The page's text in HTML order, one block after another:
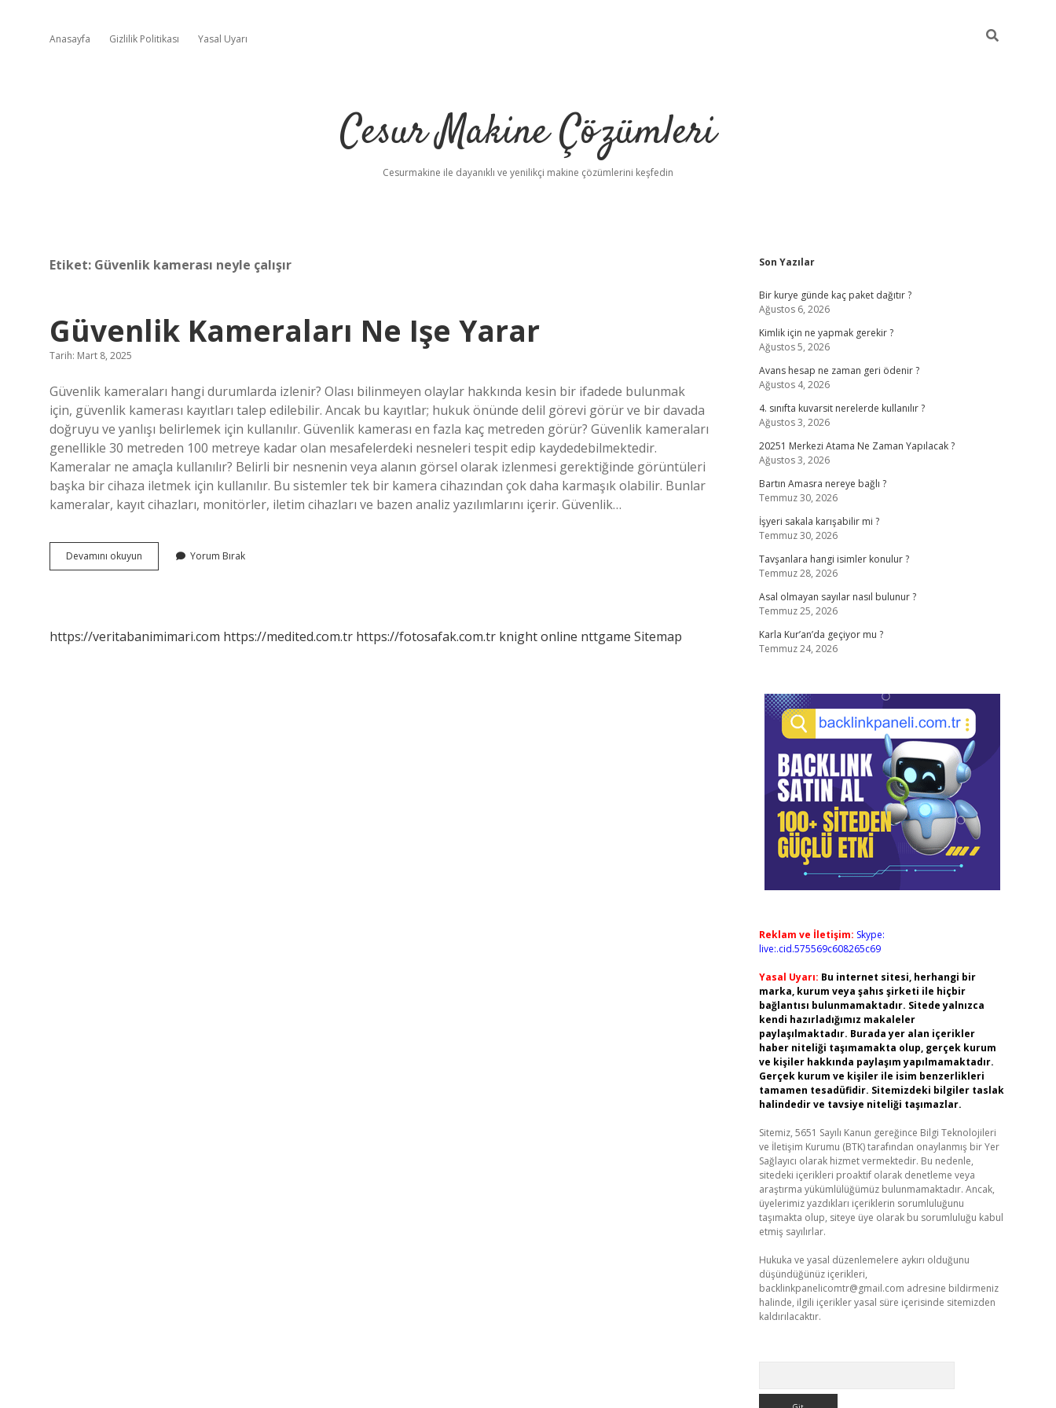
Anasayfa Gizlilik Politikası Yasal Uyarı
Cesur Makine Çözümleri
Cesurmakine ile dayanıklı ve yenilikçi makine çözümlerini keşfedin
Etiket: Güvenlik kamerası neyle çalışır
Güvenlik Kameraları Ne Işe Yarar
Tarih: Mart 8, 2025
Güvenlik kameraları hangi durumlarda izlenir? Olası bilinmeyen olaylar hakkında kesin bir ifadede bulunmak
için, güvenlik kamerası kayıtları talep edilebilir. Ancak bu kayıtlar; hukuk önünde delil görevi görür ve bir davada
doğruyu ve yanlışı belirlemek için kullanılır. Güvenlik kamerası en fazla kaç metreden görür? Güvenlik kameraları
genellikle 30 metreden 100 metreye kadar olan mesafelerdeki nesneleri tespit edip kaydedebilmektedir.
Kameralar ne amaçla kullanılır? Belirli bir nesnenin veya alanın görsel olarak izlenmesi gerektiğinde görüntüleri
başka bir cihaza iletmek için kullanılır. Bu sistemler tek bir kamera cihazından çok daha karmaşık olabilir. Bunlar
kameralar, kayıt cihazları, monitörler, iletim cihazları ve bazen analiz yazılımlarını içerir. Güvenlik…
Devamını okuyun Güvenlik
Kameraları
Yorum Bırak
https://veritabanimimari.com https://medited.com.tr https://fotosafak.com.tr knight online nttgame Sitemap
Sidebar
Son Yazılar
Bir kurye günde kaç paket dağıtır ?
Ağustos 6, 2026
Kimlik için ne yapmak gerekir ?
Ağustos 5, 2026
Avans hesap ne zaman geri ödenir ?
Ağustos 4, 2026
4. sınıfta kuvarsit nerelerde kullanılır ?
Ağustos 3, 2026
20251 Merkezi Atama Ne Zaman Yapılacak ?
Ağustos 3, 2026
Bartın Amasra nereye bağlı ?
Temmuz 30, 2026
İşyeri sakala karışabilir mi ?
Temmuz 30, 2026
Tavşanlara hangi isimler konulur ?
Temmuz 28, 2026
Asal olmayan sayılar nasıl bulunur ?
Temmuz 25, 2026
Karla Kur’an’da geçiyor mu ?
Temmuz 24, 2026
Reklam ve İletişim: Skype:
live:.cid.575569c608265c69
Yasal Uyarı: Bu internet sitesi, herhangi bir
marka, kurum veya şahıs şirketi ile hiçbir
bağlantısı bulunmamaktadır. Sitede yalnızca
kendi hazırladığımız makaleler
paylaşılmaktadır. Burada yer alan içerikler
haber niteliği taşımamakta olup, gerçek kurum
ve kişiler hakkında paylaşım yapılmamaktadır.
Gerçek kurum ve kişiler ile isim benzerlikleri
tamamen tesadüfidir. Sitemizdeki bilgiler taslak
halindedir ve tavsiye niteliği taşımazlar.
Sitemiz, 5651 Sayılı Kanun gereğince Bilgi Teknolojileri
ve İletişim Kurumu (BTK) tarafından onaylanmış bir Yer
Sağlayıcı olarak hizmet vermektedir. Bu nedenle,
sitedeki içerikleri proaktif olarak denetleme veya
araştırma yükümlülüğümüz bulunmamaktadır. Ancak,
üyelerimiz yazdıkları içeriklerin sorumluluğunu
taşımakta olup, siteye üye olarak bu sorumluluğu kabul
etmiş sayılırlar.
Hukuka ve yasal düzenlemelere aykırı olduğunu
düşündüğünüz içerikleri,
backlinkpanelicomtr@gmail.com adresine bildirmeniz
halinde, ilgili içerikler yasal süre içerisinde sitemizden
kaldırılacaktır.